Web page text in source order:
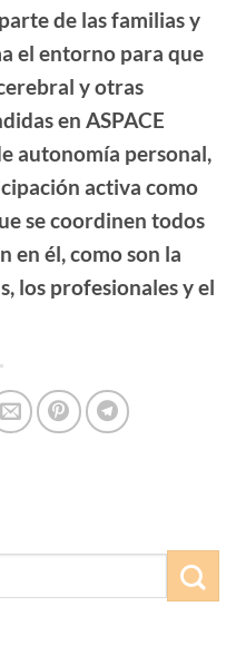
de las familias y
el entorno para que
y otras
en ASPACE
autonomía personal,
activa como
se coordinen todos
en él, como son la
los profesionales y el